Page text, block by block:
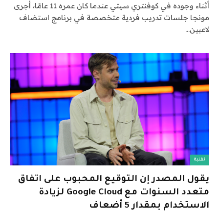
أثناء وجوده في كوفنتري سيتي عندما كان عمره 11 عامًا، أجرى
مونجا جلسات تدريب فردية متخصصة في برنامج استضاف
لاعبين…
تقنية
يقول المصدر إن التوقيع المحبوب على اتفاق
متعدد السنوات مع Google Cloud لزيادة
الاستخدام بمقدار 5 أضعاف